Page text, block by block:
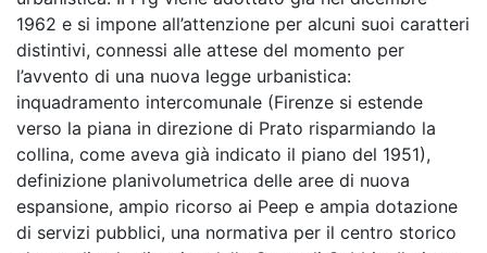
1962 e si impone all’attenzione per alcuni suoi caratteri
distintivi, connessi alle attese del momento per
l’avvento di una nuova legge urbanistica:
inquadramento intercomunale (Firenze si estende
verso la piana in direzione di Prato risparmiando la
collina, come aveva già indicato il piano del 1951),
definizione planivolumetrica delle aree di nuova
espansione, ampio ricorso ai Peep e ampia dotazione
di servizi pubblici, una normativa per il centro storico